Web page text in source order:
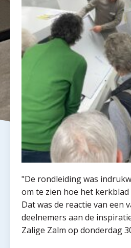
"De rondleiding was
om te zien hoe het
Dat was de reactie van een
deelnemers aan de
Zalige Zalm op donderdag